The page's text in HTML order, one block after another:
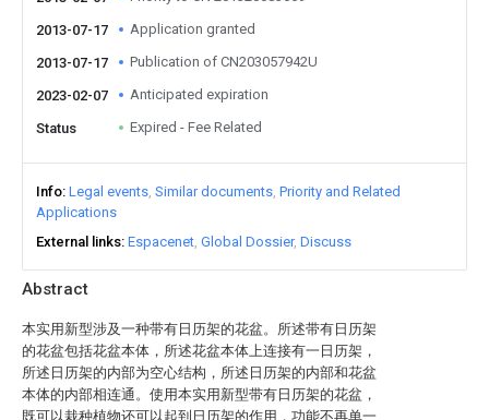
Abstract
本实用新型涉及一种带有日历架的花盆。所述带有日历架
的花盆包括花盆本体，所述花盆本体上连接有一日历架，
所述日历架的内部为空心结构，所述日历架的内部和花盆
本体的内部相连通。使用本实用新型带有日历架的花盆，
既可以栽种植物还可以起到日历架的作用，功能不再单一
2013-07-17 Application granted
2013-07-17 Publication of CN203057942U
2023-02-07 Anticipated expiration
Status Expired - Fee Related
Info Legal events Similar documents Priority and Related
Applications
External links Espacenet Global Dossier Discuss